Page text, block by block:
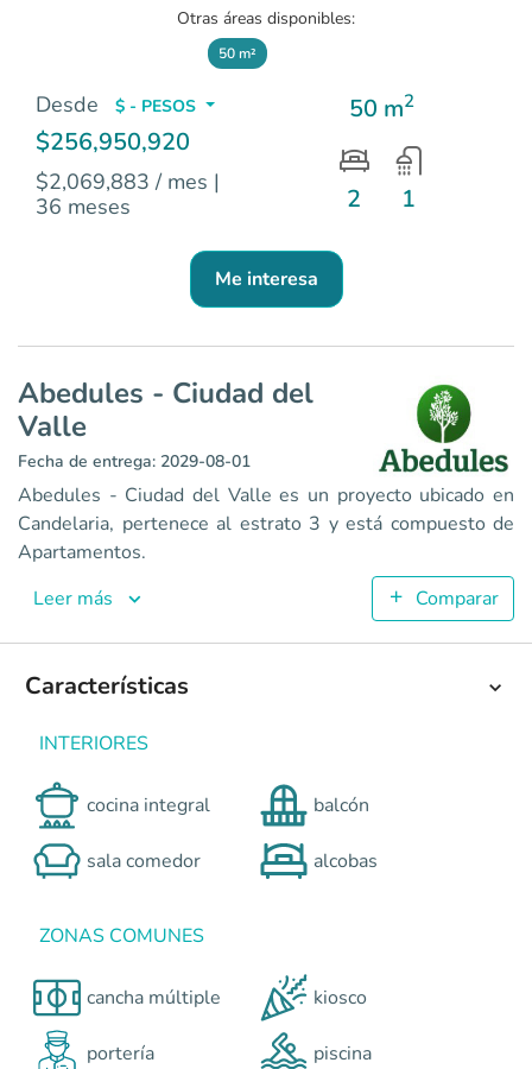
Abedules - Ciudad del Valle
Apartamentos en Candelaria <p>En el corazón de
3
1
0
Otras áreas disponibles:
50 m²
Desde $ - PESOS
$256,950,920
$2,069,883 / mes |
36 meses
50 m2
2 1
Me interesa
Abedules - Ciudad del
Valle
Fecha de entrega: 2029-08-01
Abedules - Ciudad del Valle es un proyecto ubicado en
Candelaria, pertenece al estrato 3 y está compuesto de
Apartamentos.
Leer más
Comparar
Características
INTERIORES
cocina integral balcón
sala comedor alcobas
ZONAS COMUNES
cancha múltiple kiosco
portería piscina